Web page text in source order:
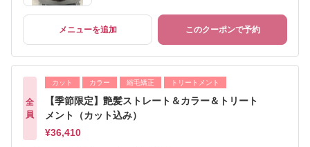
メニューを追加 このクーポンで予約
全
員
カット カラー 縮毛矯正 トリートメント
【季節限定】艶髪ストレート＆カラー＆トリート
メント（カット込み）
¥36,410